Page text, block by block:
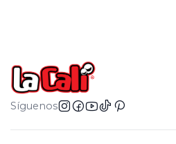
físico del juguete y varia
fabricación.
Síguenos